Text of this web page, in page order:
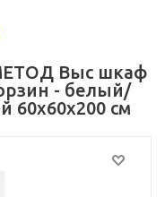
МЕТОД Выс шкаф
- белый/
60x60x200 см